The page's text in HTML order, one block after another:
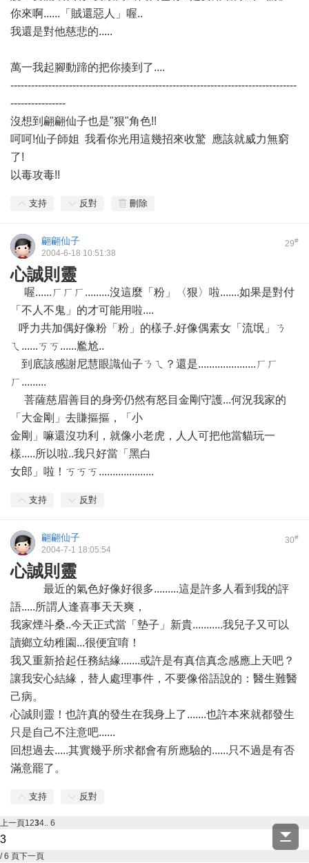
你來啊......「賊還惡人」喔..
我還是對他慈悲的.....
萬一我起腳動蹄的把你揍到了....
-----------------------------------------------------------------------------------
----------------
沒想到翩翩仙子也是"狠"角色!!
呵呵!仙子師姐 我看你光用這幾招來收驚 應該就威力無窮
了!
以毒攻毒!!
支持 反對 刪除
29#
翩翩仙子
2004-6-18 10:51:38
心誠則靈
喔......ㄏㄏㄏ.........沒這麼「粉」〈狠〉啦.......如果是對付
「不人不鬼」的才可能用啦....
呼力共加偶好像粉「粉」的樣子.好像偶素女「流氓」ㄋ
ㄟ......ㄎㄎ......尷尬..
到底該感謝尼慧眼識仙子ㄋㄟ？還是.....................ㄏㄏ
ㄏ.........
菩薩慈眉善目的身旁仍然有怒目金剛守護...何況我家的
「大金剛」去賺摳摳，「小
金剛」嘛還沒功利，就像小老虎，人人可把他當貓玩一
樣.....所以啦..我只好當「黑白
女郎」啦！ㄎㄎㄎ....................
支持 反對
30#
翩翩仙子
2004-7-1 18:05:54
心誠則靈
最近的氣色好像好很多.........這是許多人看到我的評
語.....所謂人逢喜事天天爽，
我家煙斗桑..今天正式當「墊子」新貴...........我兒子又可以
讀鄉立幼稚園...很便宜唷！
我又重新拾起任務結緣.......或許是有真信真念感應上天吧？
讓我安心結緣，替人處理事件，不要像俗語說的：醫生難醫
己病。
心誠則靈！也許真的發生在我身上了.......也許本來就都發生
只是自己不注意吧......
回想過去.....其實幾乎所求都會有所應驗的......只不過是有否
滿意罷了。
支持 反對
上一頁1234.. 6
/ 6 頁下一頁